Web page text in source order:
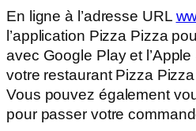
En ligne à l’adresse URL
l’application Pizza Pizza
avec Google Play et
votre restaurant Pizza
Vous pouvez également
pour passer votre